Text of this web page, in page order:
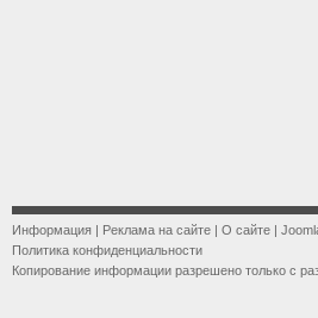
Информация | Реклама на сайте | О сайте |
Политика конфиденциальности
Копирование информации разрешено только с